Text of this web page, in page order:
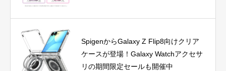
SpigenからGalaxy Z Flip8向けクリア
ケースが登場！Galaxy Watchアクセサ
リの期間限定セールも開催中